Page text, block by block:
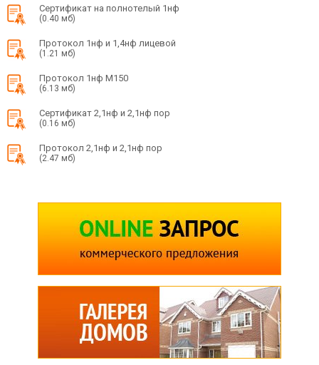
Сертификат на полнотелый 1нф
(0.40 мб)
Протокол 1нф и 1,4нф лицевой
(1.21 мб)
Протокол 1нф М150
(6.13 мб)
Сертификат 2,1нф и 2,1нф пор
(0.16 мб)
Протокол 2,1нф и 2,1нф пор
(2.47 мб)